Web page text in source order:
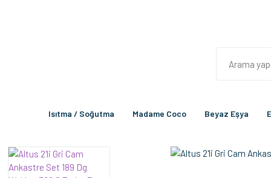
Isıtma / Soğutma Madame Coco Beyaz Eşya